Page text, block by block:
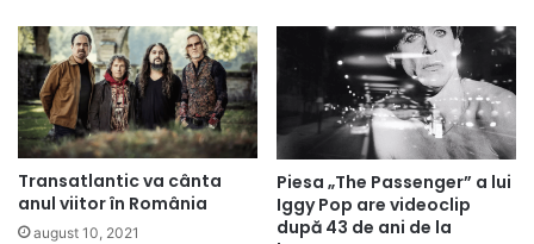
Transatlantic va cânta
anul viitor în România
august 10, 2021
Piesa „The Passenger” a lui
Iggy Pop are videoclip
după 43 de ani de la